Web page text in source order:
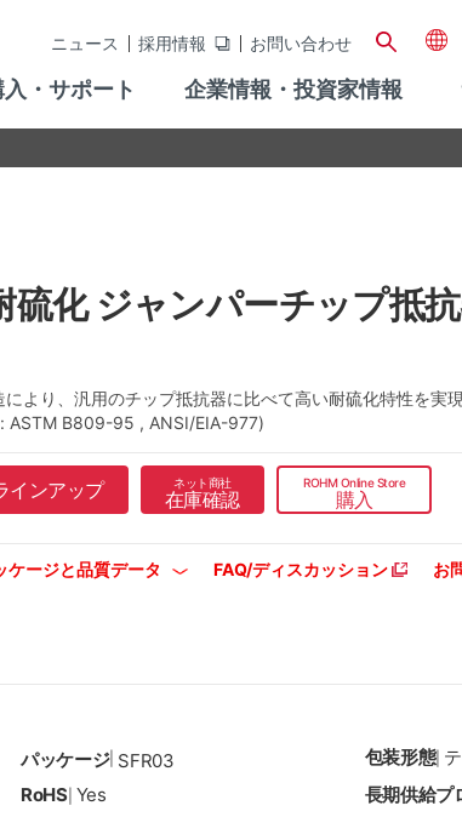
ニュース 採用情報 お問い合わせ
入・サポート 企業情報・投資家情報
化 ジャンパーチップ抵
より、汎用のチップ抵抗器に比べて高い耐硫化特性を実
ASTM B809-95 , ANSI/EIA-977)
インアップ ネット商社
在庫確認
ROHM Online Store
購入
ケージと品質データ FAQ/ディスカッション お
パッケージ| SFR03 包装形態|
RoHS| Yes 長期供給プ